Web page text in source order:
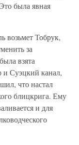
была явная
возьмет Тобрук,
за
взята
Суэцкий канал,
что настал
блицкрига. Ему
и для